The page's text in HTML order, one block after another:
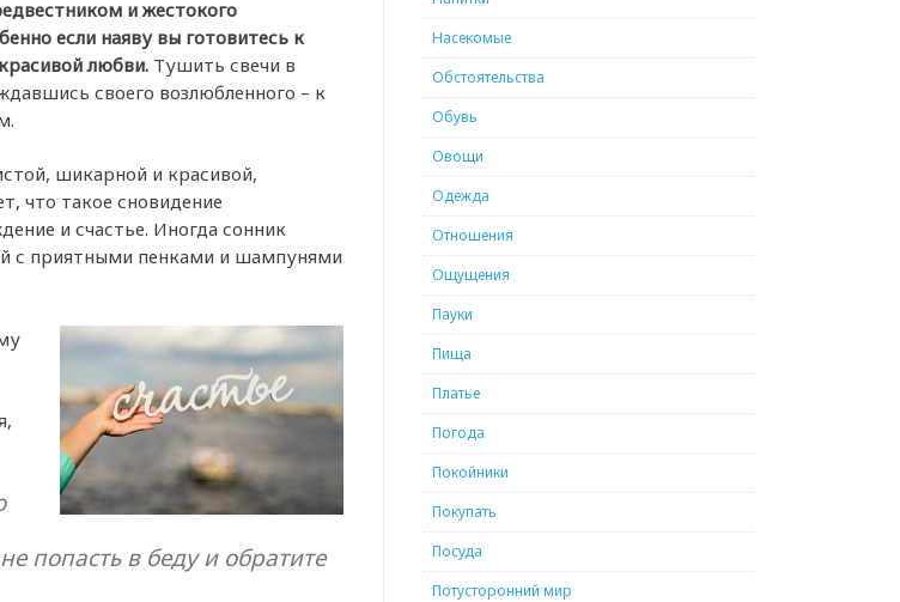
и жестокого
если наяву вы готовитесь к
любви.Тушить свечи в
своего возлюбленного – к
шикарной и красивой,
что такое сновидение
и счастье. Иногда сонник
с приятными пенками и шампунями
попасть в беду и обратите
Насекомые
Обстоятельства
Обувь
Овощи
Одежда
Отношения
Ощущения
Пауки
Пища
Платье
Погода
Покойники
Покупать
Посуда
Потусторонний мир